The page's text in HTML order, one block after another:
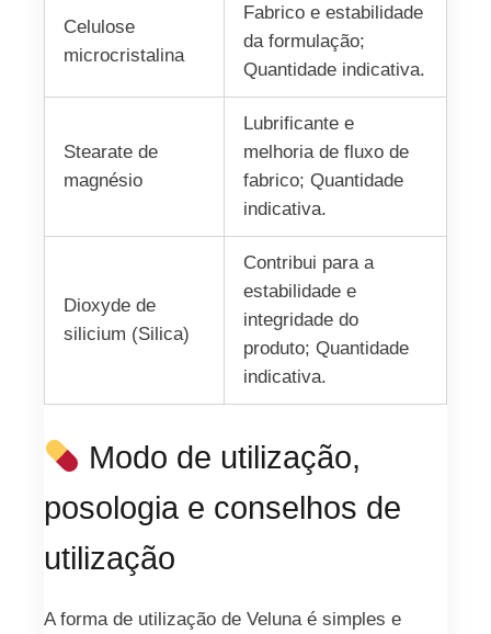
Celulose
microcristalina
Fabrico e estabilidade
da formulação;
Quantidade indicativa.
Stearate de
magnésio
Lubrificante e
melhoria de fluxo de
fabrico; Quantidade
indicativa.
Dioxyde de
silicium (Silica)
Contribui para a
estabilidade e
integridade do
produto; Quantidade
indicativa.
Modo de utilização,
posologia e conselhos de
utilização
A forma de utilização de Veluna é simples e